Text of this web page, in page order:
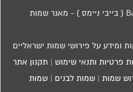
כל הזכויות שמורות 2015 Baby Names ( בייבי ניימס ) - מאגר שמות
ומידע על פירושי שמות ישראליים
פרטיות ותנאי שימוש תקנון אתר
שמות |שמות לבנים |שמות